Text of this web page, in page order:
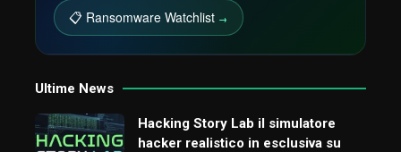
📋 Ransomware Watchlist →
Ultime News
Hacking Story Lab il simulatore
hacker realistico in esclusiva su